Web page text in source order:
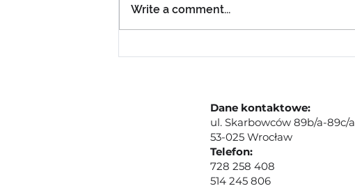
Write a comment...
Dane kontaktowe:
ul. Skarbowców 89b/a-89c/a
53-025 Wrocław
Telefon:
728 258 408
514 245 806